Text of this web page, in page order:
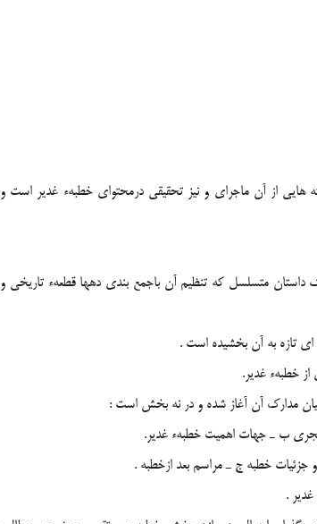
هايى از آن ماجراى و نيز تحقيقى درمحتواى خطبهء غدير است و
متسلسل كه تنظيم آن باجمع بندى دهها قطعهء تاريخى و
تازه به آن بخشيده است .
خطبهء غدير.
مدارك آن آغاز شده و در نه بخش است :